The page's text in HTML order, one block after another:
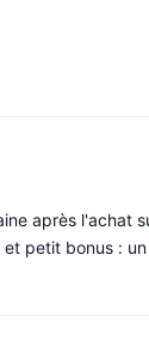
après l'achat
petit bonus :